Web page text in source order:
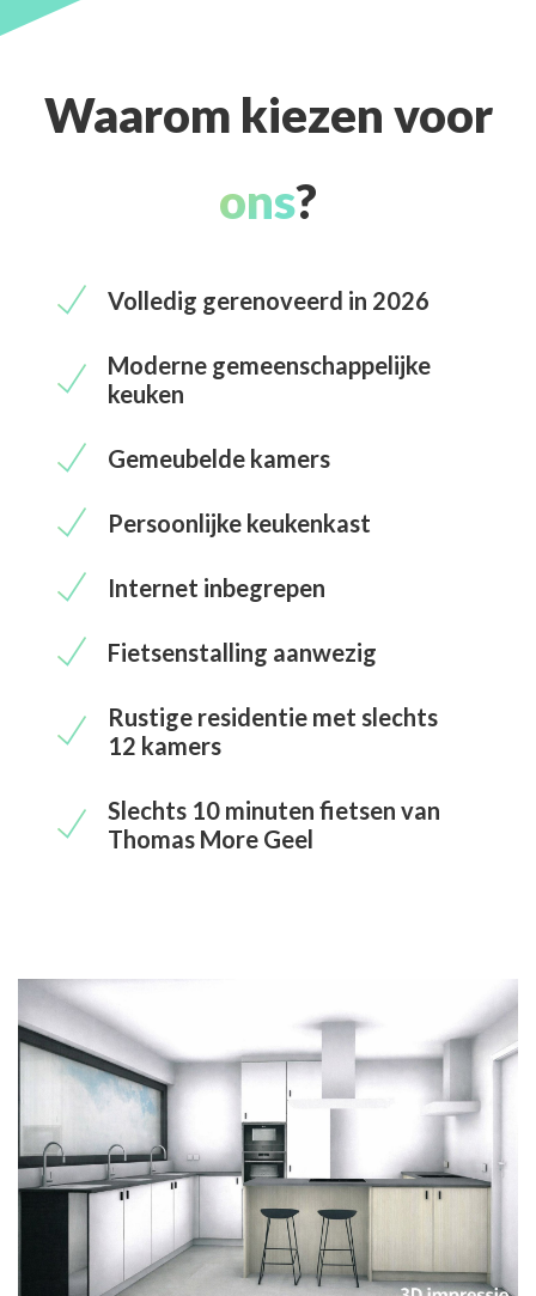
Waarom kiezen voor
ons?
Volledig gerenoveerd in 2026
Moderne gemeenschappelijke
keuken
Gemeubelde kamers
Persoonlijke keukenkast
Internet inbegrepen
Fietsenstalling aanwezig
Rustige residentie met slechts
12 kamers
Slechts 10 minuten fietsen van
Thomas More Geel